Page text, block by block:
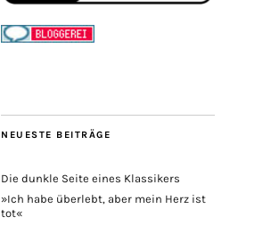
NEUESTE BEITRÄGE
Die dunkle Seite eines Klassikers
»Ich habe überlebt, aber mein Herz ist
tot«